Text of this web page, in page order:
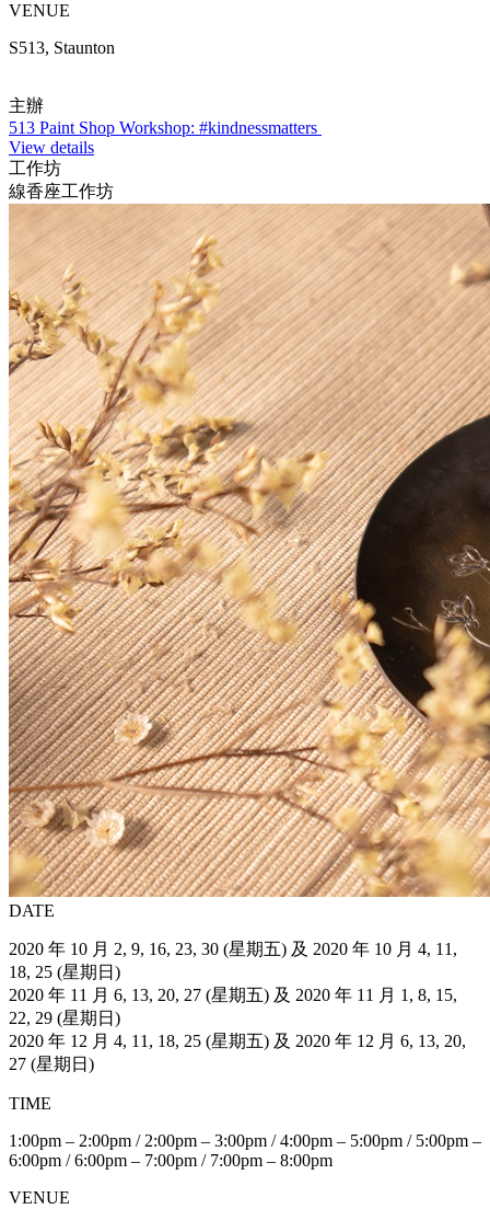
VENUE
S513, Staunton
主辦
513 Paint Shop Workshop: #kindnessmatters
View details
工作坊
線香座工作坊
DATE
2020 年 10 月 2, 9, 16, 23, 30 (星期五) 及 2020 年 10 月 4, 11,
18, 25 (星期日)
2020 年 11 月 6, 13, 20, 27 (星期五) 及 2020 年 11 月 1, 8, 15,
22, 29 (星期日)
2020 年 12 月 4, 11, 18, 25 (星期五) 及 2020 年 12 月 6, 13, 20,
27 (星期日)
TIME
1:00pm – 2:00pm / 2:00pm – 3:00pm / 4:00pm – 5:00pm / 5:00pm –
6:00pm / 6:00pm – 7:00pm / 7:00pm – 8:00pm
VENUE